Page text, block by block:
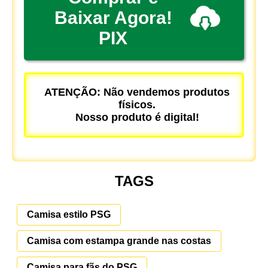
Baixar Agora!
PIX
ATENÇÃO: Não vendemos produtos
físicos.
Nosso produto é digital!
TAGS
Camisa estilo PSG
Camisa com estampa grande nas costas